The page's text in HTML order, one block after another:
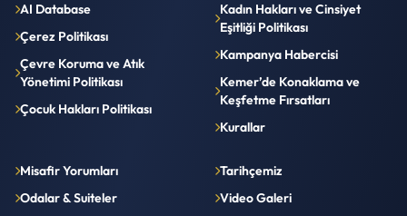
AI Database
Çerez Politikası
Çevre Koruma ve Atık
Yönetimi Politikası
Çocuk Hakları Politikası
Kadın Hakları ve Cinsiyet
Eşitliği Politikası
Kampanya Habercisi
Kemer’de Konaklama ve
Keşfetme Fırsatları
Kurallar
Misafir Yorumları
Odalar & Suiteler
Tarihçemiz
Video Galeri